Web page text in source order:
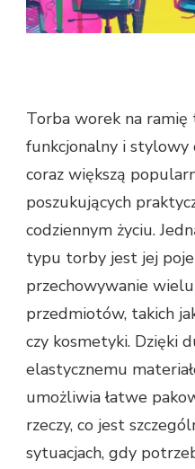
Torba worek na
funkcjonalny i
coraz większą
poszukujących
codziennym życiu.
typu torby jest jej
przechowywanie
przedmiotów, takich
czy kosmetyki. Dzięki
elastycznemu
umożliwia łatwe
rzeczy, co jest
sytuacjach, gdy